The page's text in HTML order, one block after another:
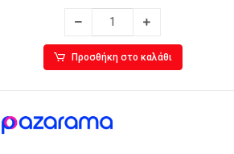
Προσθήκη στο καλάθι